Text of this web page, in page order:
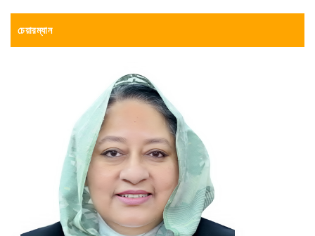
চেয়ারম্যান